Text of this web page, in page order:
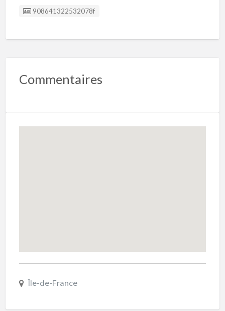
Listing ID
908641322532078f
Commentaires
Île-de-France